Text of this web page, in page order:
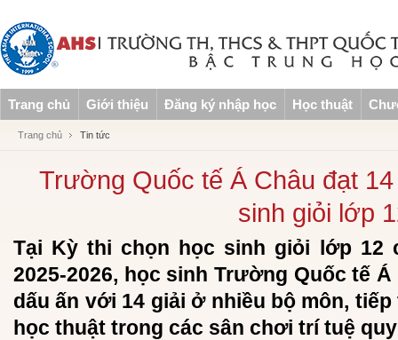
Trang chủ Giới thiệu Đăng ký nhập học Học thuật
Trang chủ Tin tức
Trường Quốc tế Á Châu đạt
sinh giỏi lớp
Tại Kỳ thi chọn học sinh giỏi lớp 12
2025-2026, học sinh Trường Quốc tế
dấu ấn với 14 giải ở nhiều bộ môn,
học thuật trong các sân chơi trí tuệ